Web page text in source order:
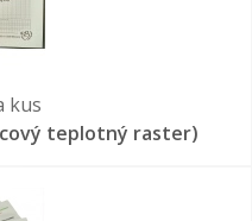
kus
teplotný raster)